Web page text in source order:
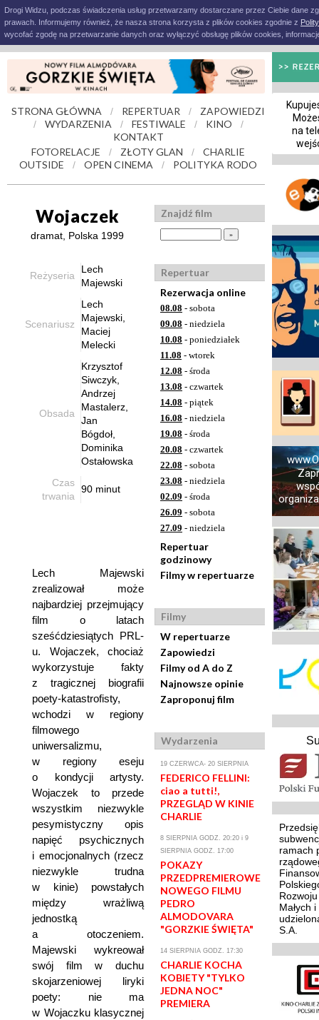
Drogi Widzu, podczas świadczenia usług przetwarzamy dostarczane przez Ciebie dane
prawach. Informujemy również, że nasza strona korzysta z plików cookies zgodnie z
wycofać zgodę na przetwarzanie danych oraz wyłączyć obsługę plików cookies,
STRONA GŁÓWNA / REPERTUAR / ZAPOWIEDZI
/ WYDARZENIA / FESTIWALE / KINO /
KONTAKT
FOTORELACJE
/ ZŁOTY GLAN /
CHARLIE
OUTSIDE
/ OPEN CINEMA / POLITYKA RODO
Wojaczek
dramat, Polska 1999
Reżyseria
Lech
Majewski
Scenariusz
Lech
Majewski,
Maciej
Melecki
Obsada
Krzysztof
Siwczyk,
Andrzej
Mastalerz,
Jan
Bógdoł,
Dominika
Ostałowska
Czas
trwania
90 minut
Lech Majewski
zrealizował może
najbardziej przejmujący
film o latach
sześćdziesiątych PRL-
u. Wojaczek, chociaż
wykorzystuje fakty
z tragicznej biografii
poety-katastrofisty,
wchodzi w regiony
filmowego
uniwersalizmu,
w regiony eseju
o kondycji artysty.
Wojaczek to przede
wszystkim niezwykle
pesymistyczny opis
napięć psychicznych
i emocjonalnych (rzecz
niezwykle trudna
w kinie) powstałych
między wrażliwą
jednostką
a otoczeniem.
Majewski wykreował
swój film w duchu
skojarzeniowej liryki
poety: nie ma
w Wojaczku klasycznej
Znajdź film
Repertuar
Rezerwacja online
08.08 - sobota
09.08 - niedziela
10.08 - poniedziałek
11.08 - wtorek
12.08 - środa
13.08 - czwartek
14.08 - piątek
16.08 - niedziela
19.08 - środa
20.08 - czwartek
22.08 - sobota
23.08 - niedziela
02.09 - środa
26.09 - sobota
27.09 - niedziela
Repertuar
godzinowy
Filmy w repertuarze
Filmy
W repertuarze
Zapowiedzi
Filmy od A do Z
Najnowsze opinie
Zaproponuj film
Wydarzenia
19 CZERWCA- 20 SIERPNIA
FEDERICO FELLINI:
ciao a tutti!,
PRZEGLĄD W KINIE
CHARLIE
8 SIERPNIA GODZ. 20:20 i 9
SIERPNIA GODZ. 17:00
POKAZY
PRZEDPREMIEROWE
NOWEGO FILMU
PEDRO
ALMODOVARA
"GORZKIE ŚWIĘTA"
14 SIERPNIA GODZ. 17:30
CHARLIE KOCHA
KOBIETY "TYLKO
JEDNA NOC"
PREMIERA
na
ramach
Małych
S.A.